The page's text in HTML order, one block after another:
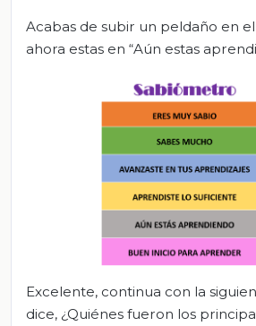
Acabas de subir un peldaño en
ahora estas en “Aún estas
Excelente, continua con la
dice, ¿Quiénes fueron los